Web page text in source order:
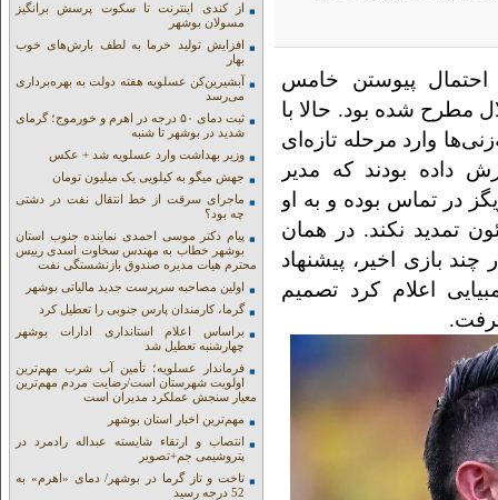
احتمال پیوستن خامس
مطرح شده بود. حالا با
وارد مرحله تازه‌ای
داده بودند که مدیر
در تماس بوده و به او
تمدید نکند. در همان
بازی اخیر، پیشنهاد
اعلام کرد تصمیم
از کندی اینترنت تا سکوت پرسش برانگیز
مسولان بوشهر
افزایش تولید خرما به لطف بارش‌های خوب
بهار
آبشیرین‌کن عسلویه هفته دولت به بهره‌برداری
می‌رسد
ثبت دمای ۵۰ درجه در اهرم و خورموج؛ گرمای
شدید در بوشهر تا شنبه
وزیر بهداشت وارد عسلویه شد + عکس
جهش میگو به کیلویی یک میلیون تومان
ماجرای سرقت از خط انتقال نفت در دشتی
چه بود؟
پیام دکتر موسی احمدی نماینده جنوب استان
بوشهر خطاب به مهندس سخاوت اسدی رییس
محترم هیات مدیره صندوق بازنشستگی نفت
اولین مصاحبه سرپرست جدید مالیاتی بوشهر
گرما، کارمندان پارس جنوبی را تعطیل کرد
براساس اعلام استانداری ادارات بوشهر
چهارشنبه تعطیل شد
فرماندار عسلویه؛ تأمین آب شرب مهم‌ترین
اولویت شهرستان است/رضایت مردم مهم‌ترین
معیار سنجش عملکرد مدیران است
مهم‌ترین اخبار استان بوشهر
انتصاب و ارتقاء شایسته عبداله رادمرد در
پتروشیمی جم+تصویر
تاخت و تاز گرما در بوشهر/ دمای «اهرم» به
52 درجه رسید